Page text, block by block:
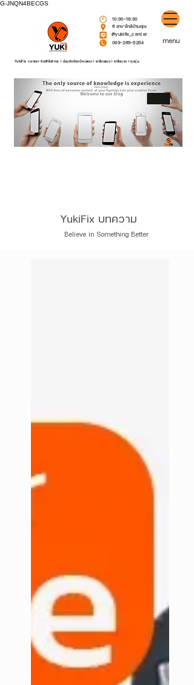
G-JNQN4BECGS
10:30-19:30
6 สาขาใกล้บ้านคุณ
@yukifix_center
093-265-5254
YukiFix center ยินดีให้บริการ l ซ่อมมือถือหน้าจอแตก l เปลี่ยนแบต l เปลี่ยนจอ l ทุกรุ่น.
menu
YukiFix บทความ
Believe in Something Better